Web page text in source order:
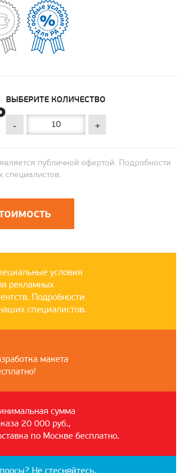
ВЫБЕРИТЕ КОЛИЧЕСТВО
- +
публичной офертой. Подробности
условия
рекламных
Подробности
специалистов.
макета
сумма
20 000 руб.,
по Москве бесплатно.
Не стесняйтесь,